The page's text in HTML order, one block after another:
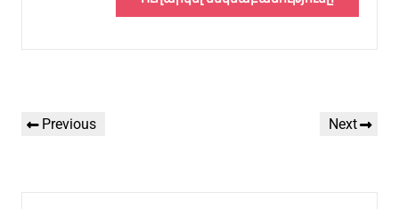
նավարկումը
Previous
Previous
Next
Next